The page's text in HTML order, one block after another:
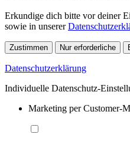
Erkundige dich bitte vor deiner
sowie in unserer
Zustimmen Nur erforderliche
Datenschutzerklärung
Individuelle Datenschutz-
Marketing per Customer-